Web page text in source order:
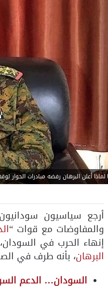
لماذا أعلن البرهان رفضه مبادرات الحوار
أرجع سياسيون
والمفاوضات مع قوات “
إنهاء الحرب في
البرهان، بأنه طرف في
السودان… الدعم